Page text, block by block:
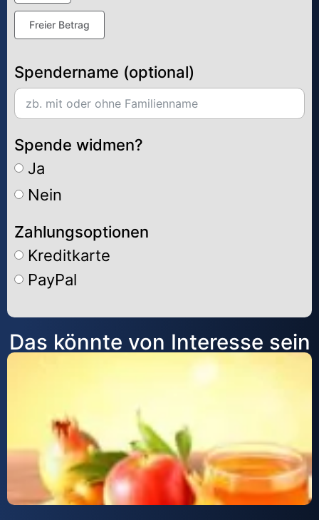
Freier Betrag
Spendername (optional)
Spende widmen?
Ja
Nein
Zahlungsoptionen
Kreditkarte
PayPal
Alternative:
Das könnte von Interesse sein